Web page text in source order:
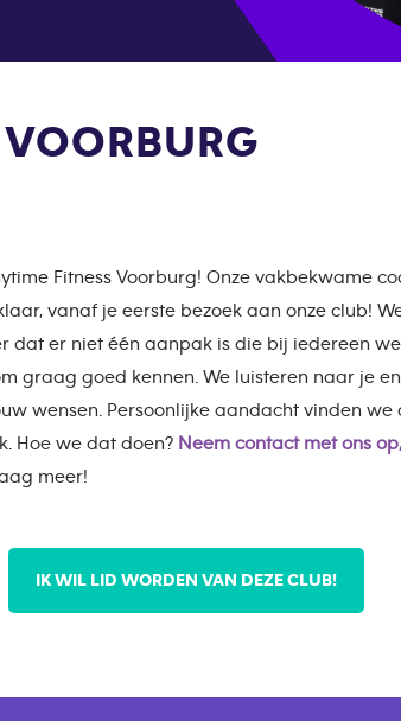
Fitness Voorburg! Onze vakbekwame
vanaf je eerste bezoek aan onze club!
dat er niet één aanpak is die bij iedereen
graag goed kennen. We luisteren naar je
wensen. Persoonlijke aandacht vinden we
Hoe we dat doen? Neem contact met ons op,
meer!
IK WIL LID WORDEN VAN DEZE CLUB!